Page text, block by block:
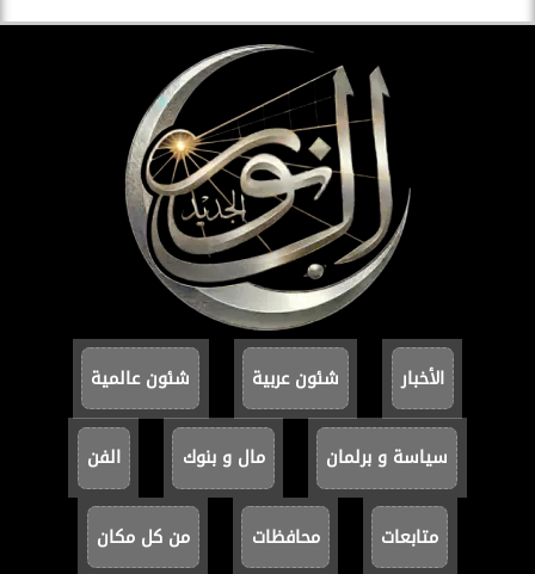
الأخبار شئون عربية شئون عالمية
سياسة و برلمان مال و بنوك الفن
متابعات محافظات من كل مكان